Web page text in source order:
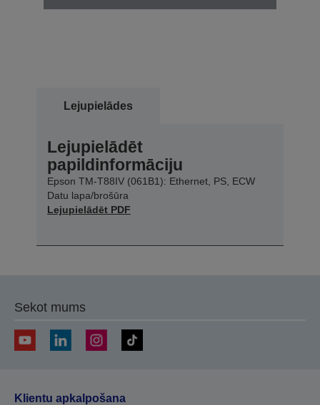
Lejupielādes
Lejupielādēt
papildinformāciju
Epson TM-T88IV (061B1): Ethernet, PS, ECW
Datu lapa/brošūra
Lejupielādēt PDF
Sekot mums
Klientu apkalpošana